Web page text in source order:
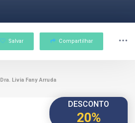
Salvar Compartilhar
Dra. Livia Fany Arruda
DESCONTO
20%